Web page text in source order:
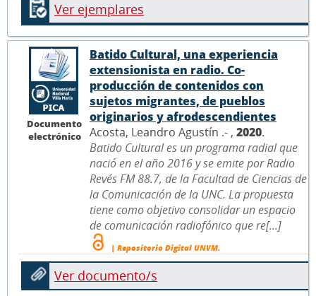
Ver ejemplares
Documento
electrónico
Batido Cultural, una experiencia
extensionista en radio. Co-
producción de contenidos con
sujetos migrantes, de pueblos
originarios y afrodescendientes
Acosta, Leandro Agustín .- , 2020.
Batido Cultural es un programa radial que
nació en el año 2016 y se emite por Radio
Revés FM 88.7, de la Facultad de Ciencias de
la Comunicación de la UNC. La propuesta
tiene como objetivo consolidar un espacio
de comunicación radiofónico que re[...]
| Repositorio Digital UNVM.
Ver documento/s